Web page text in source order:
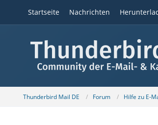
Startseite Nachrichten
Thunderbird Mail DE Forum Hilfe zu E-